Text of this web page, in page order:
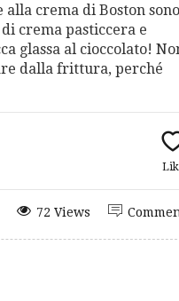
crema di Boston sono
crema pasticcera e
glassa al cioccolato!
dalla frittura, perché
72 Views